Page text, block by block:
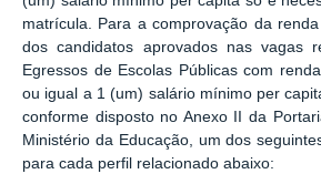
matrícula. Para a comprovação da
dos candidatos aprovados nas vagas
Egressos de Escolas Públicas com
ou igual a 1 (um) salário mínimo per
conforme disposto no Anexo II da
Ministério da Educação, um dos
para cada perfil relacionado abaixo: